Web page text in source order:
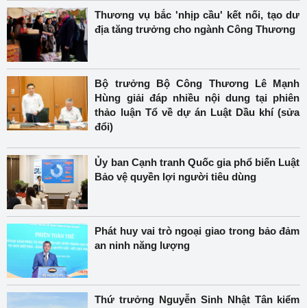
Thương vụ bắc 'nhịp cầu' kết nối, tạo dư
địa tăng trưởng cho ngành Công Thương
Bộ trưởng Bộ Công Thương Lê Mạnh
Hùng giải đáp nhiều nội dung tại phiên
thảo luận Tổ về dự án Luật Dầu khí (sửa
đổi)
Ủy ban Cạnh tranh Quốc gia phổ biến Luật
Bảo vệ quyền lợi người tiêu dùng
Phát huy vai trò ngoại giao trong bảo đảm
an ninh năng lượng
Thứ trưởng Nguyễn Sinh Nhật Tân kiểm